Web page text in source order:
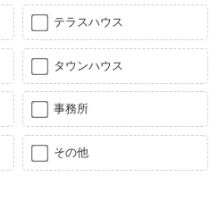
テラスハウス
タウンハウス
事務所
その他